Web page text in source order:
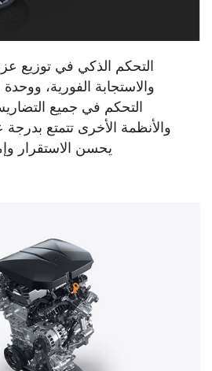
التحكم الذكي في توزيع
والاستجابة الفورية،
والأنظمة الأخرى تتمتع بدرجة
يحسن الاستقرار